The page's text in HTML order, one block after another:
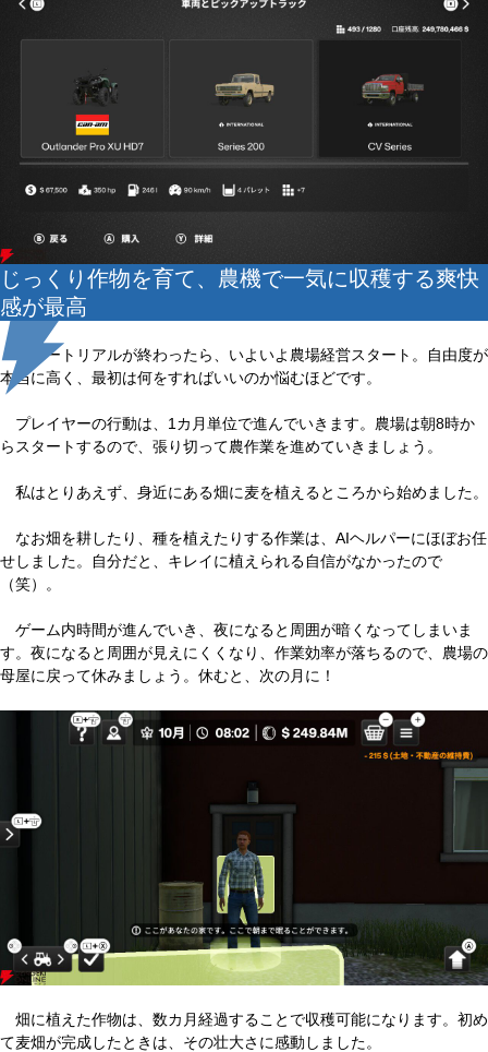
じっくり作物を育て、農機で一気に収穫する爽快
感が最高
チュートリアルが終わったら、いよいよ農場経営スタート。自由度が
本当に高く、最初は何をすればいいのか悩むほどです。
プレイヤーの行動は、1カ月単位で進んでいきます。農場は朝8時か
らスタートするので、張り切って農作業を進めていきましょう。
私はとりあえず、身近にある畑に麦を植えるところから始めました。
なお畑を耕したり、種を植えたりする作業は、AIヘルパーにほぼお任
せしました。自分だと、キレイに植えられる自信がなかったので
（笑）。
ゲーム内時間が進んでいき、夜になると周囲が暗くなってしまいま
す。夜になると周囲が見えにくくなり、作業効率が落ちるので、農場の
母屋に戻って休みましょう。休むと、次の月に！
畑に植えた作物は、数カ月経過することで収穫可能になります。初め
て麦畑が完成したときは、その壮大さに感動しました。